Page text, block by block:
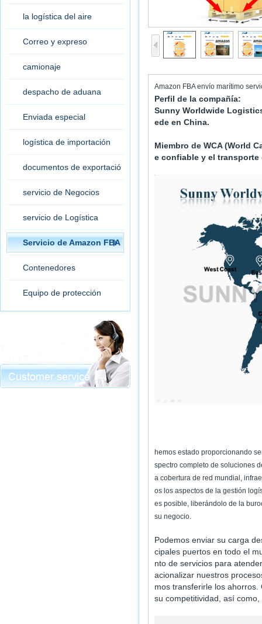
la logística del aire
Correo y expreso
camionaje
despacho de aduana
Enviada especial
logística de importación
documentos de exportació
servicio de Negocios
servicio de Logística
Servicio de Amazon FBA
Contenedores
Equipo de protección
Amazon FBA envío marítimo
Perfil de la compañía:
Sunny Worldwide
ede en China.
Miembro de WCA (World
e confiable y el
hemos estado proporcionando
spectro completo de soluciones
a cobertura de red mundial,
os los aspectos de la gestión
es posible, liberándolo de la
su negocio.
Podemos enviar su carga
cipales puertos en todo el
nto de servicios para
acionalizar nuestros
mos transferirle los
su competitividad, así